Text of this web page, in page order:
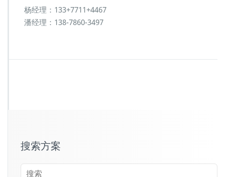
杨经理：133+7711+4467
潘经理：138-7860-3497
搜索方案